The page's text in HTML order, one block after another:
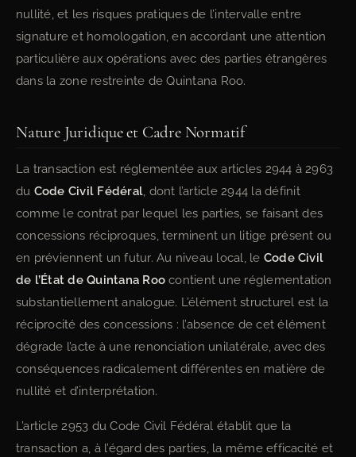
nullité, et les risques pratiques de l’intervalle entre
signature et homologation, en accordant une attention
particulière aux opérations avec des parties étrangères
dans la zone restreinte de Quintana Roo.
Nature Juridique et Cadre Normatif
La transaction est réglementée aux articles 2944 à 2963
du Code Civil Fédéral, dont l’article 2944 la définit
comme le contrat par lequel les parties, se faisant des
concessions réciproques, terminent un litige présent ou
en préviennent un futur. Au niveau local, le Code Civil
de l’État de Quintana Roo contient une réglementation
substantiellement analogue. L’élément structurel est la
réciprocité des concessions : l’absence de cet élément
dégrade l’acte à une renonciation unilatérale, avec des
conséquences radicalement différentes en matière de
nullité et d’interprétation.
L’article 2953 du Code Civil Fédéral établit que la
transaction a, à l’égard des parties, la même efficacité et